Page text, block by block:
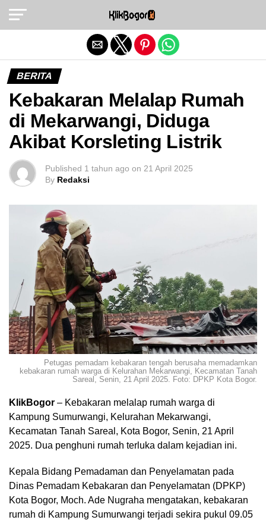
BERITA
Kebakaran Melalap Rumah
di Mekarwangi, Diduga
Akibat Korsleting Listrik
Published 1 tahun ago on 21 April 2025
By Redaksi
Petugas pemadam kebakaran tengah berusaha memadamkan
kebakaran rumah warga di Kelurahan Mekarwangi, Kecamatan Tanah
Sareal, Senin, 21 April 2025. Foto: DPKP Kota Bogor.
KlikBogor – Kebakaran melalap rumah warga di
Kampung Sumurwangi, Kelurahan Mekarwangi,
Kecamatan Tanah Sareal, Kota Bogor, Senin, 21 April
2025. Dua penghuni rumah terluka dalam kejadian ini.
Kepala Bidang Pemadaman dan Penyelamatan pada
Dinas Pemadam Kebakaran dan Penyelamatan (DPKP)
Kota Bogor, Moch. Ade Nugraha mengatakan, kebakaran
rumah di Kampung Sumurwangi terjadi sekira pukul 09.05
Exit mobile version